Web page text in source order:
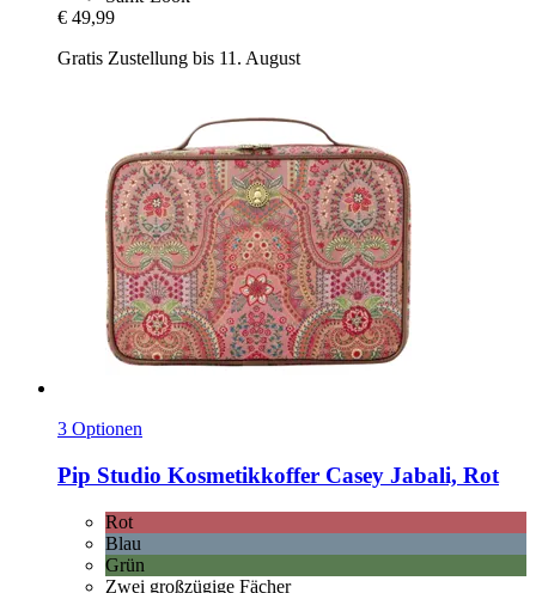
€ 49,99
Gratis Zustellung bis 11. August
3 Optionen
Pip Studio Kosmetikkoffer Casey Jabali, Rot
Rot
Blau
Grün
Zwei großzügige Fächer